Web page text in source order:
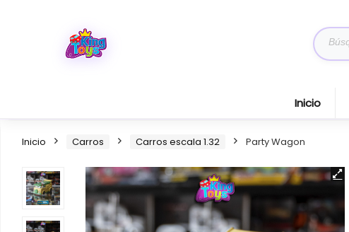
Search
for:
Inicio
Inicio Carros Carros escala 1.32 Party Wagon